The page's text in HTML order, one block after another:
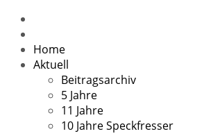
Home
Aktuell
Beitragsarchiv
5 Jahre
11 Jahre
10 Jahre Speckfresser